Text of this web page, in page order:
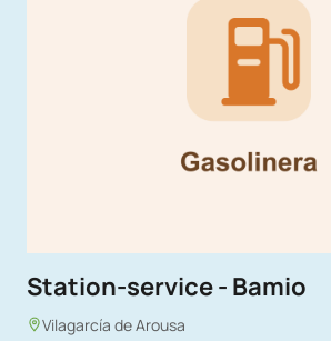
Station-service - Bamio
Vilagarcía de Arousa